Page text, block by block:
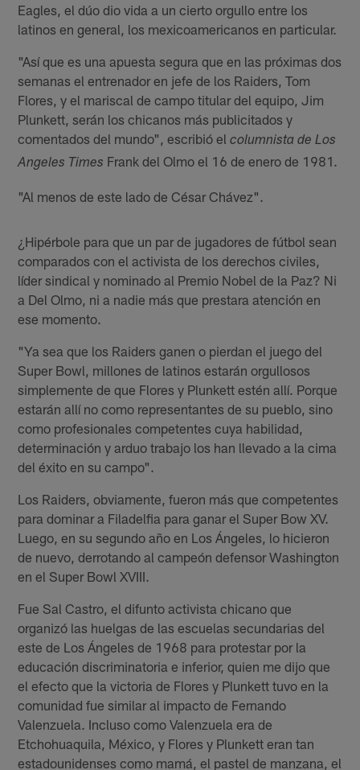
Eagles, el dúo dio vida a un cierto orgullo entre los
latinos en general, los mexicoamericanos en particular.
"Así que es una apuesta segura que en las próximas dos
semanas el entrenador en jefe de los Raiders, Tom
Flores, y el mariscal de campo titular del equipo, Jim
Plunkett, serán los chicanos más publicitados y
comentados del mundo", escribió elcolumnista de Los
Angeles Times Frank del Olmo el 16 de enero de 1981.
"Al menos de este lado de César Chávez".
¿Hipérbole para que un par de jugadores de fútbol sean
comparados con el activista de los derechos civiles,
líder sindical y nominado al Premio Nobel de la Paz? Ni
a Del Olmo, ni a nadie más que prestara atención en
ese momento.
"Ya sea que los Raiders ganen o pierdan el juego del
Super Bowl, millones de latinos estarán orgullosos
simplemente de que Flores y Plunkett estén allí. Porque
estarán allí no como representantes de su pueblo, sino
como profesionales competentes cuya habilidad,
determinación y arduo trabajo los han llevado a la cima
del éxito en su campo".
Los Raiders, obviamente, fueron más que competentes
para dominar a Filadelfia para ganar el Super Bow XV.
Luego, en su segundo año en Los Ángeles, lo hicieron
de nuevo, derrotando al campeón defensor Washington
en el Super Bowl XVIII.
Fue Sal Castro, el difunto activista chicano que
organizó las huelgas de las escuelas secundarias del
este de Los Ángeles de 1968 para protestar por la
educación discriminatoria e inferior, quien me dijo que
el efecto que la victoria de Flores y Plunkett tuvo en la
comunidad fue similar al impacto de Fernando
Valenzuela. Incluso como Valenzuela era de
Etchohuaquila, México, y Flores y Plunkett eran tan
estadounidenses como mamá, el pastel de manzana, el